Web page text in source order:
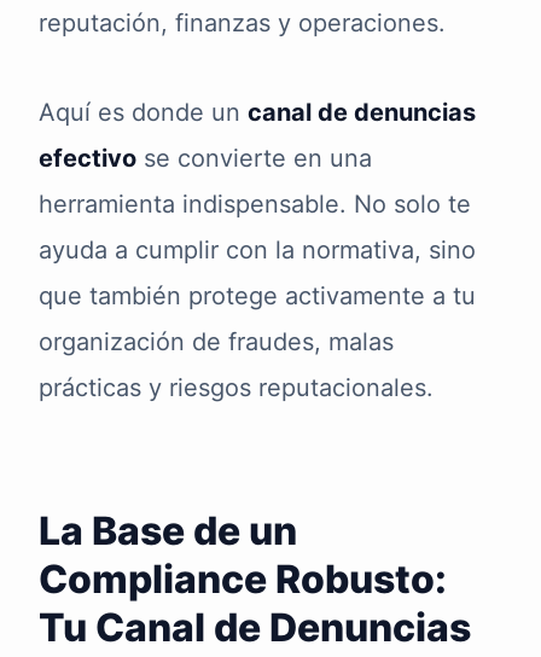
reputación, finanzas y operaciones.
Aquí es donde un canal de denuncias
efectivo se convierte en una
herramienta indispensable. No solo te
ayuda a cumplir con la normativa, sino
que también protege activamente a tu
organización de fraudes, malas
prácticas y riesgos reputacionales.
La Base de un
Compliance Robusto:
Tu Canal de Denuncias